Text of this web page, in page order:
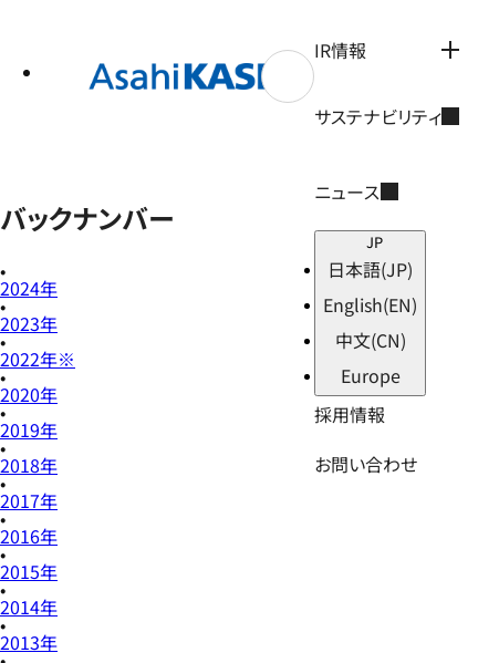
IR情報
サステナビリティ
ニュース
JP
日本語(JP)
English(EN)
中文(CN)
Europe
採用情報
お問い合わせ
バックナンバー
2024年
2023年
2022年※
2020年
2019年
2018年
2017年
2016年
2015年
2014年
2013年